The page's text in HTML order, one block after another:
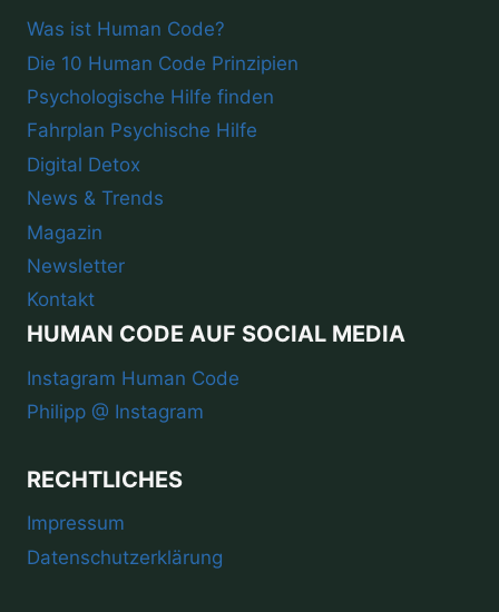
Was ist Human Code?
Die 10 Human Code Prinzipien
Psychologische Hilfe finden
Fahrplan Psychische Hilfe
Digital Detox
News & Trends
Magazin
Newsletter
Kontakt
HUMAN CODE AUF SOCIAL MEDIA
Instagram Human Code
Philipp @ Instagram
RECHTLICHES
Impressum
Datenschutzerklärung